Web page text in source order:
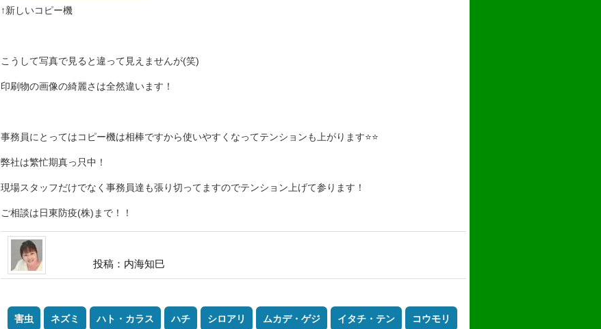
↑新しいコピー機
こうして写真で見ると違って見えませんが(笑)
印刷物の画像の綺麗さは全然違います！
事務員にとってはコピー機は相棒ですから使いやすくなってテンションも上がります⭐⭐
弊社は繁忙期真っ只中！
現場スタッフだけでなく事務員達も張り切ってますのでテンション上げて参ります！
ご相談は日東防疫(株)まで！！
投稿：内海知巳
害虫 ネズミ ハト・カラス ハチ シロアリ ムカデ・ゲジ イタチ・テン コウモリ